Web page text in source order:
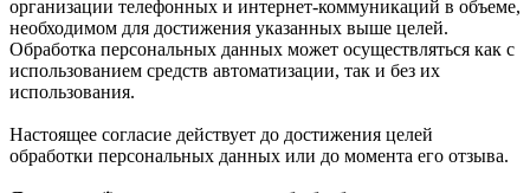
организации телефонных и интернет‑коммуникаций в объеме,
необходимом для достижения указанных выше целей.
Обработка персональных данных может осуществляться как с
использованием средств автоматизации, так и без их
использования.
Настоящее согласие действует до достижения целей
обработки персональных данных или до момента его отзыва.